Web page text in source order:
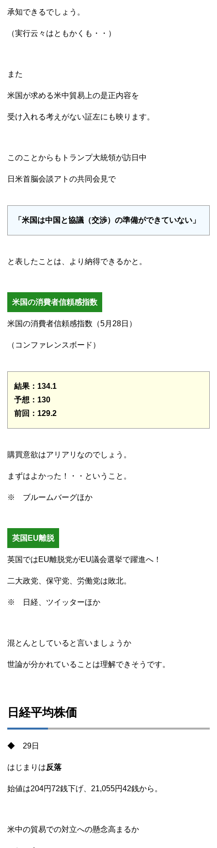
承知できるでしょう。
（実行云々はともかくも・・）
また
米国が求める米中貿易上の是正内容を
受け入れる考えがない証左にも映ります。
このことからもトランプ大統領が訪日中
日米首脳会談アトの共同会見で
「米国は中国と協議（交渉）の準備ができていない」
と表したことは、より納得できるかと。
米国の消費者信頼感指数
米国の消費者信頼感指数（5月28日）
（コンファレンスボード）
結果：134.1
予想：130
前回：129.2
購買意欲はアリアリなのでしょう。
まずはよかった！・・ということ。
※ ブルームバーグほか
英国EU離脱
英国ではEU離脱党がEU議会選挙で躍進へ！
二大政党、保守党、労働党は敗北。
※ 日経、ツイッターほか
混とんとしていると言いましょうか
世論が分かれていることは理解できそうです。
日経平均株価
◆ 29日
はじまりは反落
始値は204円72銭下げ、21,055円42銭から。
米中の貿易での対立への懸念高まるか